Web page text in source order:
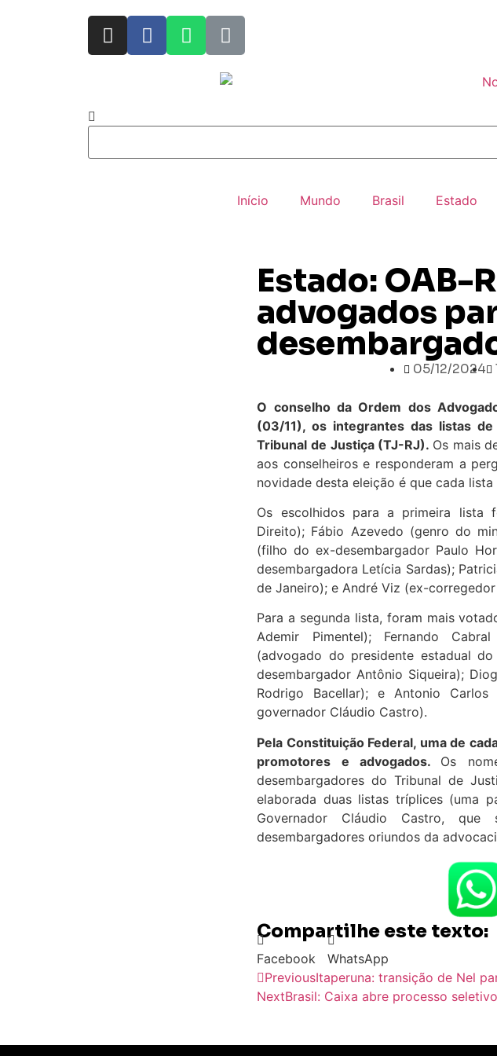
Início Mundo Brasil Estado
Estado: OAB-
advogados
05/12/2024
O conselho da Ordem dos
(03/11), os integrantes das listas
Tribunal de Justiça (TJ-RJ). Os mais
aos conselheiros e responderam a
novidade desta eleição é que cada
Os escolhidos para a primeira lista
Direito); Fábio Azevedo (genro do
(filho do ex-desembargador Paulo
desembargadora Letícia Sardas);
de Janeiro); e André Viz (ex-corregedor
Para a segunda lista, foram mais
Ademir Pimentel); Fernando
(advogado do presidente estadual
desembargador Antônio Siqueira);
Rodrigo Bacellar); e Antonio
governador Cláudio Castro).
Pela Constituição Federal, uma de
promotores e advogados. Os
desembargadores do Tribunal de
elaborada duas listas tríplices (uma
Governador Cláudio Castro,
desembargadores oriundos da
Compartilhe este texto:
Facebook
WhatsApp
PreviousItaperuna: transição de Nel
NextBrasil: Caixa abre processo